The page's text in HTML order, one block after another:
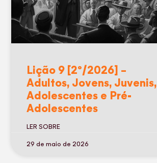
Lição 9 [2º/2026] –
Adultos, Jovens, Juvenis,
Adolescentes e Pré-
Adolescentes
LER SOBRE
29 de maio de 2026